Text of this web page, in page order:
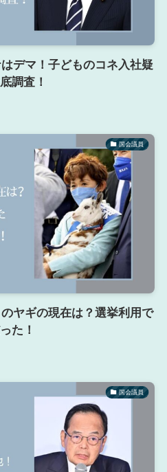
デマ！子どものコネ入社疑
調査！
国会議員
のヤギの現在は？選挙利用で
た！
国会議員